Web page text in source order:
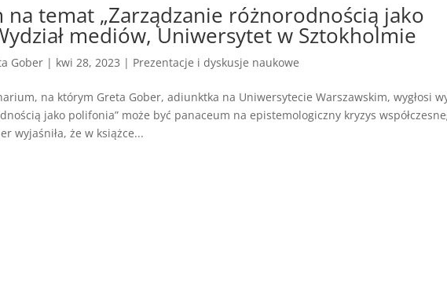
na temat „Zarządzanie różnorodnością jako
mediów, Uniwersytet w Sztokholmie
Gober | kwi 28, 2023 | Prezentacje i dyskusje naukowe
na którym Greta Gober, adiunktka na Uniwersytecie Warszawskim, wygłosi
jako polifonia” może być panaceum na epistemologiczny kryzys
wyjaśniła, że w książce...